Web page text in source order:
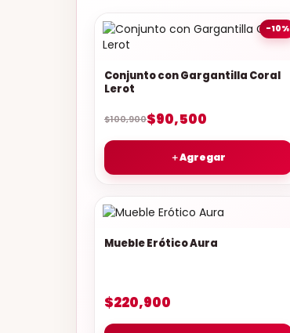
-10%
Conjunto con Gargantilla Coral
Lerot
$100,900$90,500
＋Agregar
Mueble Erótico Aura
$220,900